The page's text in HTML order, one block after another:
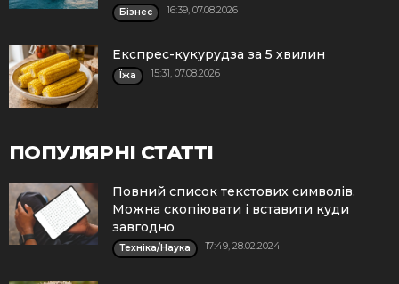
Бізнес 16:39, 07.08.2026
Експрес-кукурудза за 5 хвилин
Їжа 15:31, 07.08.2026
ПОПУЛЯРНІ СТАТТІ
Повний список текстових символів.
Можна скопіювати і вставити куди
завгодно
Техніка/Наука 17:49, 28.02.2024